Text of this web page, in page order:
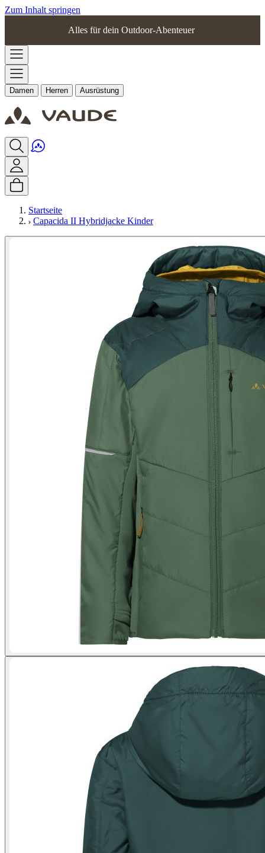
Zum Inhalt springen
Alles für dein Outdoor-Abenteuer
Damen Herren Ausrüstung
Startseite
Capacida II Hybridjacke Kinder